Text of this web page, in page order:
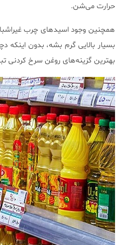
حرارت می‌شن.
بسیار بالایی گرم بشه، بدون اینکه
بهترین گزینه‌های روغن سرخ کردنی